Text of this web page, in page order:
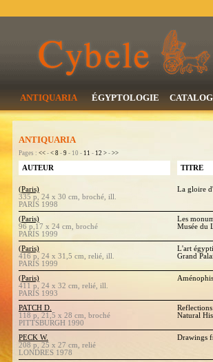
ANTIQUARIA ÉGYPTOLOGIE
ANTIQUARIA
Pages : << - < 8 - 9 - 10 - 11 - 12 > - >>
AUTEUR TITRE
(Paris)
335 p, 24 x 30 cm, broché, ill.
PARIS 1998
La gloire
(Paris)
96 p,17 x 24 cm, broché
PARIS 1999
Les
Musée du
(Paris)
416 p, 24 x 31,5 cm, relié, ill.
PARIS 1999
L'art
Grand
(Paris)
411 p, 24 x 32 cm, relié, ill.
PARIS 1993
PATCH D.
118 p, 21,5 x 28 cm, broché
PITTSBURGH 1990
Natural
PECK W.
208 p, 25 x 27 cm, relié
LONDRES 1978
Drawings